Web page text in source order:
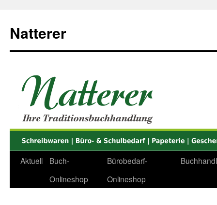
springen
Natterer
Aktuell
Buch-
Onlineshop
Bürobedarf-
Onlineshop